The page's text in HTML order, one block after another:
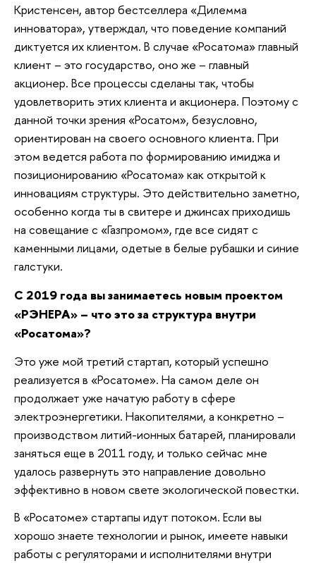
Кристенсен, автор бестселлера «Дилемма
инноватора», утверждал, что поведение компаний
диктуется их клиентом. В случае «Росатома» главный
клиент – это государство, оно же – главный
акционер. Все процессы сделаны так, чтобы
удовлетворить этих клиента и акционера. Поэтому с
данной точки зрения «Росатом», безусловно,
ориентирован на своего основного клиента. При
этом ведется работа по формированию имиджа и
позиционированию «Росатома» как открытой к
инновациям структуры. Это действительно заметно,
особенно когда ты в свитере и джинсах приходишь
на совещание с «Газпромом», где все сидят с
каменными лицами, одетые в белые рубашки и синие
галстуки.
С 2019 года вы занимаетесь новым проектом
«РЭНЕРА» – что это за структура внутри
«Росатома»?
Это уже мой третий стартап, который успешно
реализуется в «Росатоме». На самом деле он
продолжает уже начатую работу в сфере
электроэнергетики. Накопителями, а конкретно –
производством литий-ионных батарей, планировали
заняться еще в 2011 году, и только сейчас мне
удалось развернуть это направление довольно
эффективно в новом свете экологической повестки.
В «Росатоме» стартапы идут потоком. Если вы
хорошо знаете технологии и рынок, имеете навыки
работы с регуляторами и исполнителями внутри